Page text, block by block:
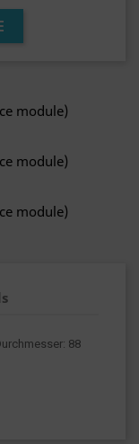
module)
module)
module)
88